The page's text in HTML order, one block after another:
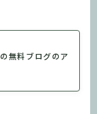
無料ブログのア